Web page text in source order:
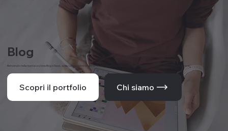
Blog
Benvenuto nella nostra sezione Blog e News, dove condividiamo le ultime novità, tendenze e approfondimenti dal mondo del web e della comunicazione.
Scopri il portfolio Chi siamo